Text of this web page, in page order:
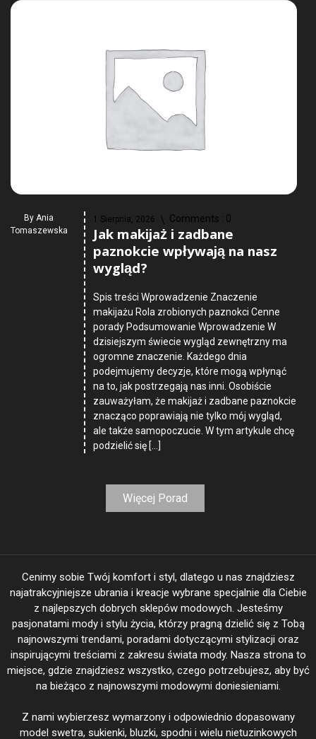
By Ania
Tomaszewska
1 Sierpnia, 2026 Comments : 0
Jak makijaż i zadbane
paznokcie wpływają na nasz
wygląd?
Spis treści Wprowadzenie Znaczenie
makijażu Rola zrobionych paznokci Cenne
porady Podsumowanie Wprowadzenie W
dzisiejszym świecie wygląd zewnętrzny ma
ogromne znaczenie. Każdego dnia
podejmujemy decyzje, które mogą wpłynąć
na to, jak postrzegają nas inni. Osobiście
zauważyłam, że makijaż i zadbane paznokcie
znacząco poprawiają nie tylko mój wygląd,
ale także samopoczucie. W tym artykule chcę
podzielić się […]
Więcej Porad
Cenimy sobie Twój komfort i styl, dlatego u nas znajdziesz
najatrakcyjniejsze ubrania i kreacje wybrane specjalnie dla Ciebie
z najlepszych dobrych sklepów modowych. Jesteśmy
pasjonatami mody i stylu życia, którzy pragną dzielić się z Tobą
najnowszymi trendami, poradami dotyczącymi stylizacji oraz
inspirującymi treściami z zakresu świata mody. Nasza strona to
miejsce, gdzie znajdziesz wszystko, czego potrzebujesz, aby być
na bieżąco z najnowszymi modowymi doniesieniami.
Z nami wybierzesz wymarzony i odpowiednio dopasowany
model swetra, sukienki, bluzki, spodni i wielu nietuzinkowych